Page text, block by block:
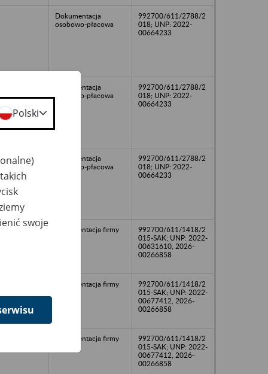
Dokumentacja
osobowo-płacowa
992700/611/2788/2
018; UNP: 2022-
00664233
Dokumentacja
osobowo-płacowa
992700/611/2788/2
018; UNP: 2022-
00664233
Dokumentacja
osobowo-płacowa
992700/611/2788/2
018; UNP: 2022-
00664233
Dokumentacja firmy
992700/611/1418/2
015-SAK; UNP: 2022-
00631610, 2026-
00266858
Dokumentacja firmy
992700/611/1418/2
015-SAK; UNP: 2022-
00677412, 2026-
00266858
Dokumentacja firmy
992700/611/1418/2
015-SAK; UNP: 2022-
00677412, 2026-
00266858
Polski
swoje